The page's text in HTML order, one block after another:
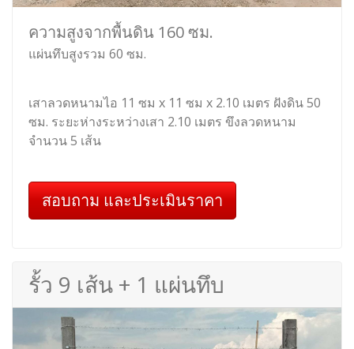
ความสูงจากพื้นดิน 160 ซม.
แผ่นทึบสูงรวม 60 ซม.
เสาลวดหนามไอ 11 ซม x 11 ซม x 2.10 เมตร ฝังดิน 50
ซม. ระยะห่างระหว่างเสา 2.10 เมตร ขึงลวดหนาม
จำนวน 5 เส้น
สอบถาม และประเมินราคา
รั้ว 9 เส้น + 1 แผ่นทึบ